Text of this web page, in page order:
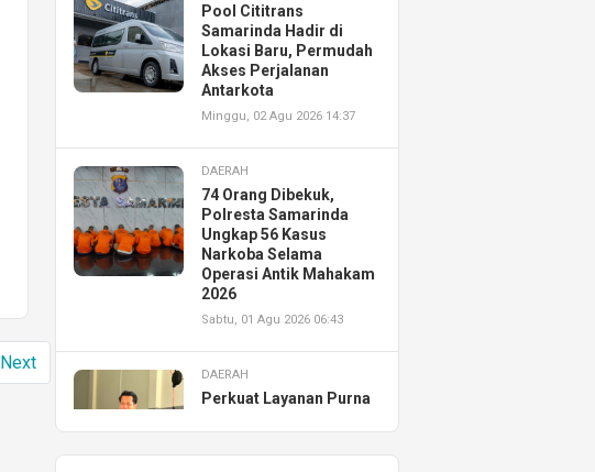
Next
Pool Cititrans
Samarinda Hadir di
Lokasi Baru, Permudah
Akses Perjalanan
Antarkota
Minggu, 02 Agu 2026 14:37
DAERAH
74 Orang Dibekuk,
Polresta Samarinda
Ungkap 56 Kasus
Narkoba Selama
Operasi Antik Mahakam
2026
Sabtu, 01 Agu 2026 06:43
DAERAH
Perkuat Layanan Purna
Resmikan AHASS